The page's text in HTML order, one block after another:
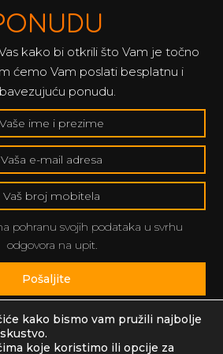
kako bi otkrili što Vam je točno
ćemo Vam poslati besplatnu i
ponudu.
pohranu svojih podataka u svrhu
odgovora na upit.
Pošaljite
kako bismo vam pružili najbolje
koje koristimo ili opcije za